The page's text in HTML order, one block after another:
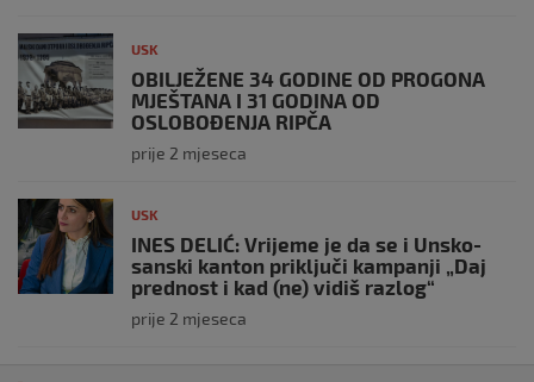
USK
OBILJEŽENE 34 GODINE OD PROGONA
MJEŠTANA I 31 GODINA OD
OSLOBOĐENJA RIPČA
prije 2 mjeseca
USK
INES DELIĆ: Vrijeme je da se i Unsko-
sanski kanton priključi kampanji „Daj
prednost i kad (ne) vidiš razlog“
prije 2 mjeseca